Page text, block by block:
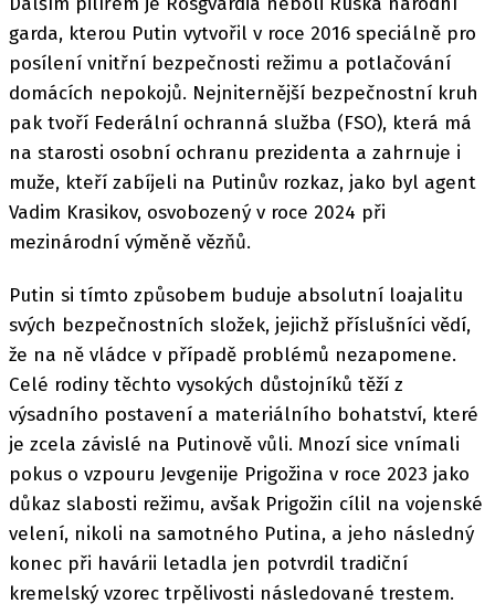
garda, kterou Putin vytvořil v roce 2016 speciálně pro
posílení vnitřní bezpečnosti režimu a potlačování
domácích nepokojů. Nejniternější bezpečnostní kruh
pak tvoří Federální ochranná služba (FSO), která má
na starosti osobní ochranu prezidenta a zahrnuje i
muže, kteří zabíjeli na Putinův rozkaz, jako byl agent
Vadim Krasikov, osvobozený v roce 2024 při
mezinárodní výměně vězňů.
Putin si tímto způsobem buduje absolutní loajalitu
svých bezpečnostních složek, jejichž příslušníci vědí,
že na ně vládce v případě problémů nezapomene.
Celé rodiny těchto vysokých důstojníků těží z
výsadního postavení a materiálního bohatství, které
je zcela závislé na Putinově vůli. Mnozí sice vnímali
pokus o vzpouru Jevgenije Prigožina v roce 2023 jako
důkaz slabosti režimu, avšak Prigožin cílil na vojenské
velení, nikoli na samotného Putina, a jeho následný
konec při havárii letadla jen potvrdil tradiční
kremelský vzorec trpělivosti následované trestem.